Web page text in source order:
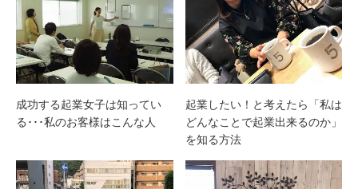
成功する起業女子は知ってい
る･･･私のお客様はこんな人
起業したい！と考えたら「私は
どんなことで起業出来るのか」
を知る方法